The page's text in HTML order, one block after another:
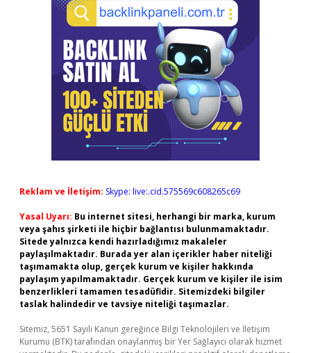
Reklam ve İletişim: Skype: live:.cid.575569c608265c69
Yasal Uyarı: Bu internet sitesi, herhangi bir marka, kurum
veya şahıs şirketi ile hiçbir bağlantısı bulunmamaktadır.
Sitede yalnızca kendi hazırladığımız makaleler
paylaşılmaktadır. Burada yer alan içerikler haber niteliği
taşımamakta olup, gerçek kurum ve kişiler hakkında
paylaşım yapılmamaktadır. Gerçek kurum ve kişiler ile isim
benzerlikleri tamamen tesadüfidir. Sitemizdeki bilgiler
taslak halindedir ve tavsiye niteliği taşımazlar.
Sitemiz, 5651 Sayılı Kanun gereğince Bilgi Teknolojileri ve İletişim
Kurumu (BTK) tarafından onaylanmış bir Yer Sağlayıcı olarak hizmet